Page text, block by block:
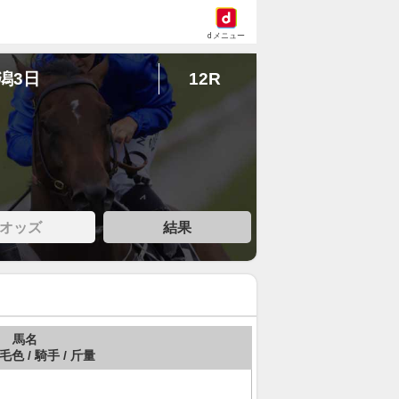
dメニュー
3日 12R
オッズ 結果
馬名
色 / 騎手 / 斤量